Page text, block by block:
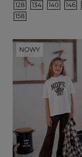
128 134 140 146
158
NOWY